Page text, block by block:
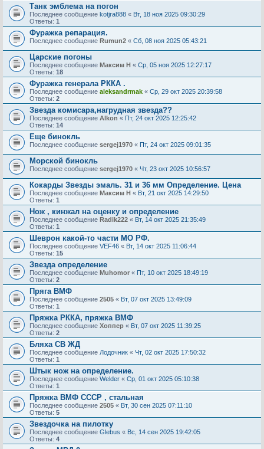
Танк эмблема на погон
Последнее сообщение kotjra888 « Вт, 18 ноя 2025 09:30:29
Ответы: 1
Фуражка репарация.
Последнее сообщение Rumun2 « Сб, 08 ноя 2025 05:43:21
Царские погоны
Последнее сообщение Максим Н « Ср, 05 ноя 2025 12:27:17
Ответы: 18
Фуражка генерала РККА .
Последнее сообщение aleksandrmak « Ср, 29 окт 2025 20:39:58
Ответы: 2
Звезда комисара,нагрудная звезда??
Последнее сообщение Alkon « Пт, 24 окт 2025 12:25:42
Ответы: 14
Еще бинокль
Последнее сообщение sergej1970 « Пт, 24 окт 2025 09:01:35
Морской бинокль
Последнее сообщение sergej1970 « Чт, 23 окт 2025 10:56:57
Кокарды Звезды эмаль. 31 и 36 мм Определение. Цена
Последнее сообщение Максим Н « Вт, 21 окт 2025 14:29:50
Ответы: 1
Нож , кинжал на оценку и определение
Последнее сообщение Radik222 « Вт, 14 окт 2025 21:35:49
Ответы: 1
Шеврон какой-то части МО РФ.
Последнее сообщение VEF46 « Вт, 14 окт 2025 11:06:44
Ответы: 15
Звезда определение
Последнее сообщение Muhomor « Пт, 10 окт 2025 18:49:19
Ответы: 2
Пряга ВМФ
Последнее сообщение 2505 « Вт, 07 окт 2025 13:49:09
Ответы: 1
Пряжка РККА, пряжка ВМФ
Последнее сообщение Хоппер « Вт, 07 окт 2025 11:39:25
Ответы: 2
Бляха СВ ЖД
Последнее сообщение Лодочник « Чт, 02 окт 2025 17:50:32
Ответы: 1
Штык нож на определение.
Последнее сообщение Welder « Ср, 01 окт 2025 05:10:38
Ответы: 1
Пряжка ВМФ СССР , стальная
Последнее сообщение 2505 « Вт, 30 сен 2025 07:11:10
Ответы: 5
Звездочка на пилотку
Последнее сообщение Glebus « Вс, 14 сен 2025 19:42:05
Ответы: 4